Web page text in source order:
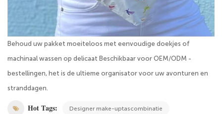
Behoud uw pakket moeiteloos met eenvoudige doekjes of
machinaal wassen op delicaat Beschikbaar voor OEM/ODM -
bestellingen, het is de ultieme organisator voor uw avonturen en
stranddagen.
Hot Tags: Designer make-uptascombinatie